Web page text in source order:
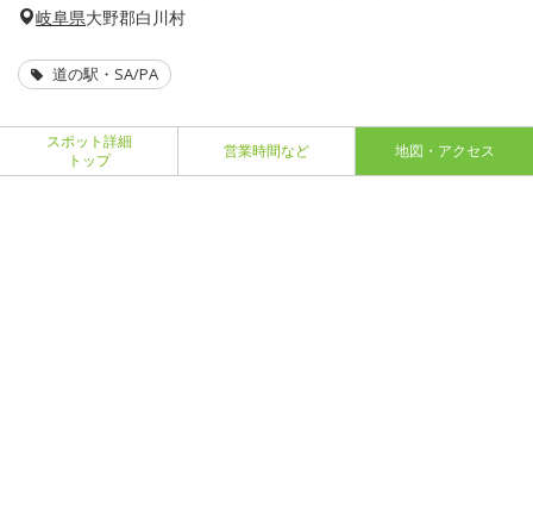
岐阜県大野郡白川村
道の駅・SA/PA
スポット詳細
トップ
営業時間など 地図・アクセス